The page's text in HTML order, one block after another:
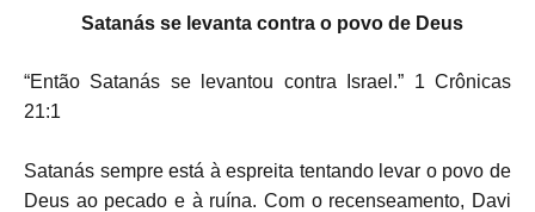
Satanás se levanta contra o povo de Deus
“Então Satanás se levantou contra Israel.” 1 Crônicas
21:1
Satanás sempre está à espreita tentando levar o povo de
Deus ao pecado e à ruína. Com o recenseamento, Davi